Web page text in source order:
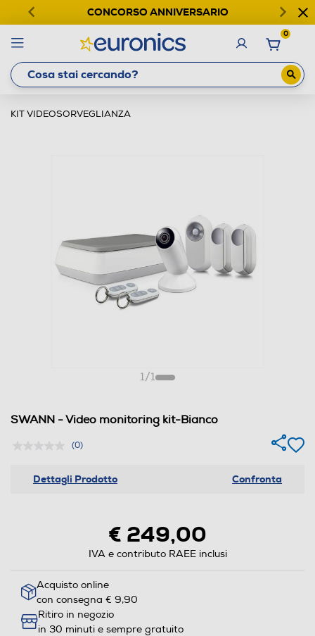
CONCORSO ANNIVERSARIO
0
KIT VIDEOSORVEGLIANZA
1/1
SWANN - Video monitoring kit-Bianco
(0)
Dettagli Prodotto Confronta
€ 249,00
IVA e contributo RAEE inclusi
Acquisto online
con consegna € 9,90
Ritiro in negozio
in 30 minuti e sempre gratuito